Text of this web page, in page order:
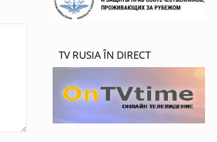
TV RUSIA ÎN DIRECT